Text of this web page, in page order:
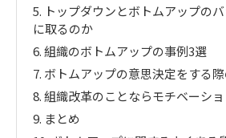
5. トップダウンとボトムアップの
に取るのか
6.組織のボトムアップの事例3選
7. ボトムアップの意思決定をする際
8.組織改革のことならモチベーシ
9. まとめ